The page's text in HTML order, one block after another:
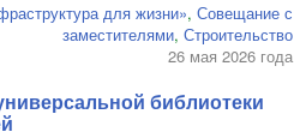
для жизни», Совещание с
заместителями, Строительство
26 мая 2026 года
библиотеки